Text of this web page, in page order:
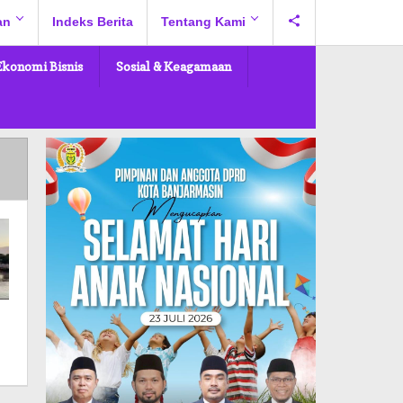
Indeks Berita Tentang Kami
Bisnis Sosial & Keagamaan